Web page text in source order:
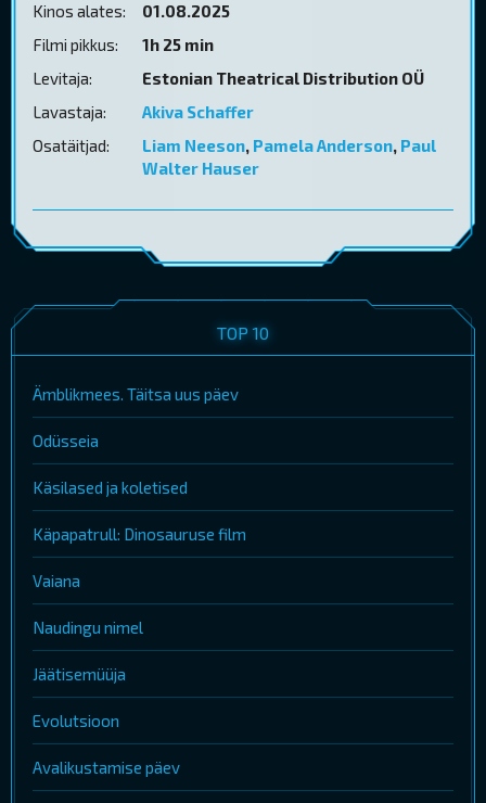
Kinos alates:
01.08.2025
Filmi pikkus:
1h 25 min
Levitaja:
Estonian Theatrical Distribution OÜ
Lavastaja:
Akiva Schaffer
Osatäitjad:
Liam Neeson, Pamela Anderson, Paul
Walter Hauser
TOP 10
Ämblikmees. Täitsa uus päev
Odüsseia
Käsilased ja koletised
Käpapatrull: Dinosauruse film
Vaiana
Naudingu nimel
Jäätisemüüja
Evolutsioon
Avalikustamise päev